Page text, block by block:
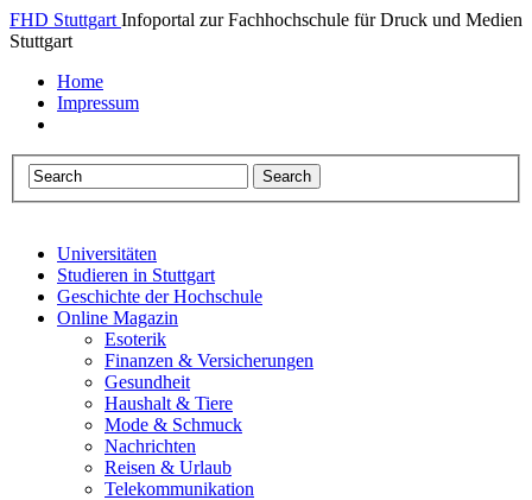
FHD Stuttgart Infoportal zur Fachhochschule für Druck und Medien
Stuttgart
Home
Impressum
Universitäten
Studieren in Stuttgart
Geschichte der Hochschule
Online Magazin
Esoterik
Finanzen & Versicherungen
Gesundheit
Haushalt & Tiere
Mode & Schmuck
Nachrichten
Reisen & Urlaub
Telekommunikation